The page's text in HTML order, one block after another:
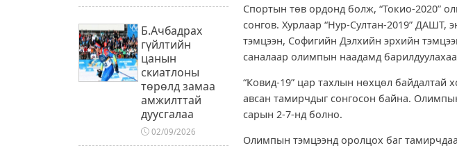
Б.Ачбадрах
гүйлтийн
цанын
скиатлоны
төрөлд замаа
амжилттай
дуусгалаа
02/09/2026
Спортын төв ордонд болж, “Токио-2020”
сонгов. Хурлаар “Нур-Султан-2019”
тэмцээн, Софигийн Дэлхийн эрхийн
саналаар олимпын наадамд
“Ковид-19” цар тахлын нөхцөл байдалтай
авсан тамирчдыг сонгосон байна.
сарын 2-7-нд болно.
Олимпын тэмцээнд оролцох баг